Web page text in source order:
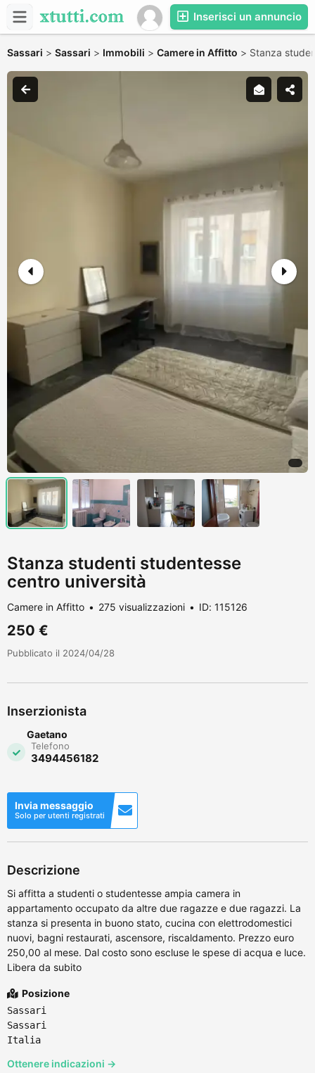
Inserisci un annuncio
Sassari > Sassari > Immobili > Camere in Affitto > Stanza
Stanza studenti studentesse
centro università
Camere in Affitto 275 visualizzazioni ID: 115126
250 €
Pubblicato il 2024/04/28
Inserzionista
Gaetano
Telefono
3494456182
Invia messaggio
Solo per utenti registrati
Descrizione
Si affitta a studenti o studentesse ampia camera in
appartamento occupato da altre due ragazze e due ragazzi. La
stanza si presenta in buono stato, cucina con elettrodomestici
nuovi, bagni restaurati, ascensore, riscaldamento. Prezzo euro
250,00 al mese. Dal costo sono escluse le spese di acqua e luce.
Libera da subito
Posizione
Sassari
Sassari
Italia
Ottenere indicazioni →